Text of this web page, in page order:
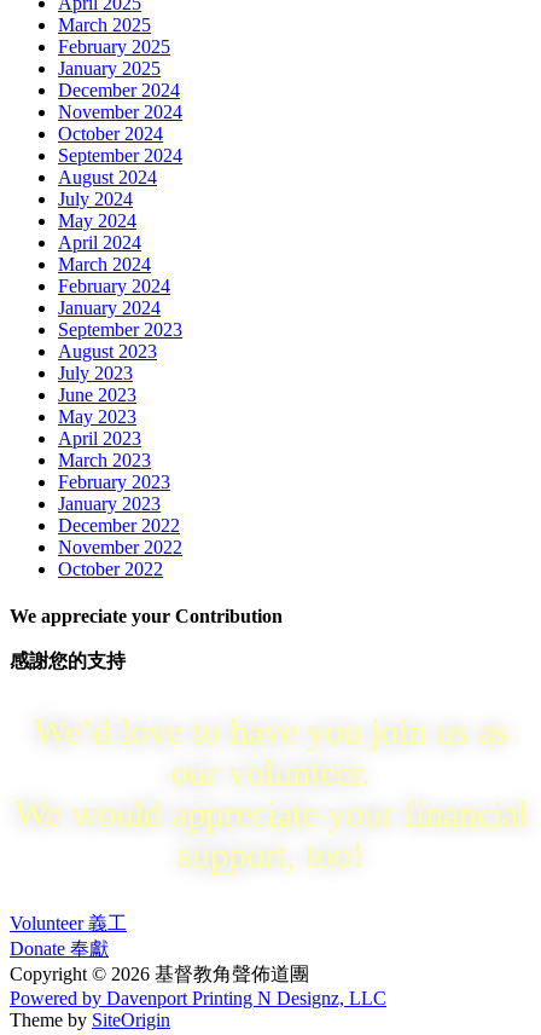
March 2025
February 2025
January 2025
December 2024
November 2024
October 2024
September 2024
August 2024
July 2024
May 2024
April 2024
March 2024
February 2024
January 2024
September 2023
August 2023
July 2023
June 2023
May 2023
April 2023
March 2023
February 2023
January 2023
December 2022
November 2022
October 2022
We appreciate your Contribution
感謝您的支持
We’d love to have you join us as
our volunteer.
We would appreciate your financial
support, too!
Volunteer 義工
Donate 奉獻
Copyright © 2026 基督教角聲佈道團
Powered by Davenport Printing N Designz, LLC
Theme by SiteOrigin